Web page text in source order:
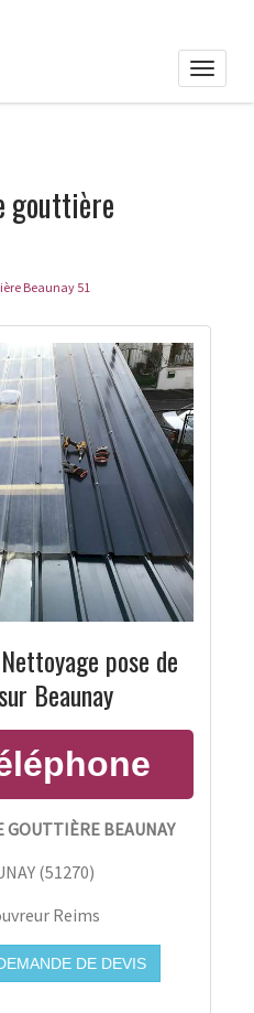
Toggle
gouttière
Beaunay 51
pose de
Beaunay
GOUTTIÈRE BEAUNAY
(51270)
Reims
DE DEVIS